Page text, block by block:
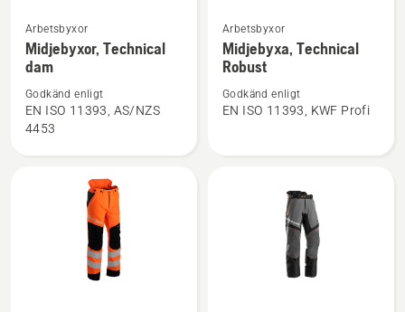
Se
mer
information
om
Midjebyxor,
Technical
Arbetsbyxor
Midjebyxor, Technical
dam
Godkänd enligt
EN ISO 11393, AS/NZS
4453
Se
mer
information
om
Midjebyxa,
Arbetsbyxor
Midjebyxa, Technical
Robust
Godkänd enligt
EN ISO 11393, KWF Profi